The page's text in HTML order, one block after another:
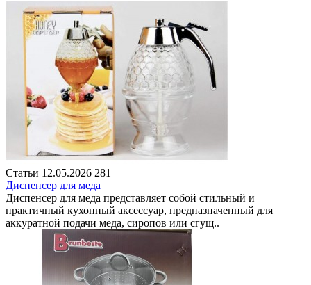
Статьи 12.05.2026 281
Диспенсер для меда
Диспенсер для меда представляет собой стильный и
практичный кухонный аксессуар, предназначенный для
аккуратной подачи меда, сиропов или сгущ..